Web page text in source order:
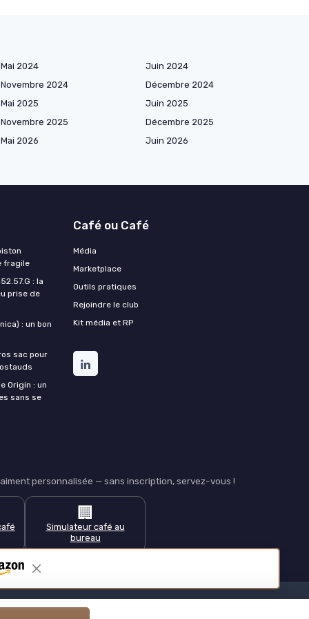
Mai 2024
Juin 2024
Novembre 2024
Décembre 2024
Mai 2025
Juin 2025
Novembre 2025
Décembre 2025
Mai 2026
Juin 2026
fragile
: la
prise de
: un bon
sac pour
Origin : un
sans se
Café ou Café
Média
Marketplace
Outils pratiques
Rejoindre le club
Kit média et RP
personnalisée — sans inscription, servez-vous !
🏢
Simulateur café au
bureau